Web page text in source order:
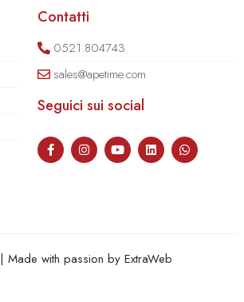
Contatti
0521.804743
sales@apetime.com
Seguici sui social
| Made with passion by ExtraWeb